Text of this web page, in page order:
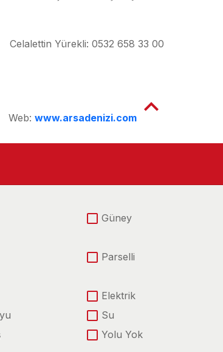
Celalettin Yürekli: 0532 658 33 00
Web: www.arsadenizi.com
Güney
Parselli
Elektrik
Su
Yolu Yok